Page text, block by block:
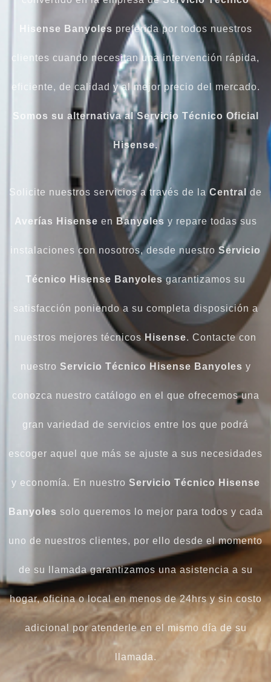
Hisense Banyoles preferida por todos nuestros
clientes cuando necesitan una intervención rápida,
eficiente, de calidad y al mejor precio del mercado.
Somos su alternativa al Servicio Técnico Oficial
Hisense.
Solicite nuestros servicios a través de la Central de
Averías Hisense en Banyoles y repare todas sus
instalaciones con nosotros, desde nuestro Servicio
Técnico Hisense Banyolesgarantizamos su
satisfacción poniendo a su completa disposición a
nuestros mejores técnicos Hisense. Contacte con
nuestro Servicio Técnico Hisense Banyoles y
conozca nuestro catálogo en el que ofrecemos una
gran variedad de servicios entre los que podrá
escoger aquel que más se ajuste a sus necesidades
y economía. En nuestro Servicio Técnico Hisense
Banyoles solo queremos lo mejor para todos y cada
uno de nuestros clientes, por ello desde el momento
de su llamada garantizamos una asistencia a su
hogar, oficina o local en menos de 24hrs y sin costo
adicional por atenderle en el mismo día de su
llamada.